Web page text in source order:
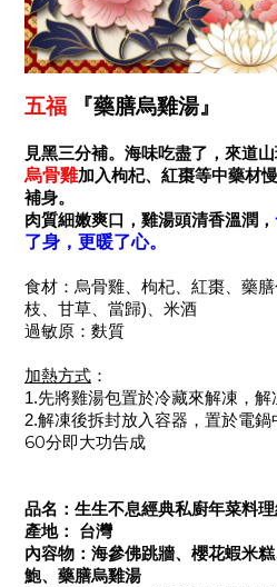
五福 『藥膳烏雞湯』
見黑三分補。海味吃盡了，來道
烏骨雞加入枸杞、紅棗等中藥材
補身。
肉質細嫩爽口，雞湯頭清香溫潤，
了身，更暖了心。
食材 ： 烏骨雞、枸杞、紅棗、藥
枝、甘草、當歸)、米酒
過敏原：麩質
加熱方式 ：
1.先將雞湯包置於冷藏來解凍，解
2.解凍後拆封放入容器，置於電鍋
60分即大功告成
品名 ： 生生不息經典私廚年菜料
產地：
台灣
內容物 ： 海參佛跳牆、櫻花蝦米
鮑、藥膳烏雞湯